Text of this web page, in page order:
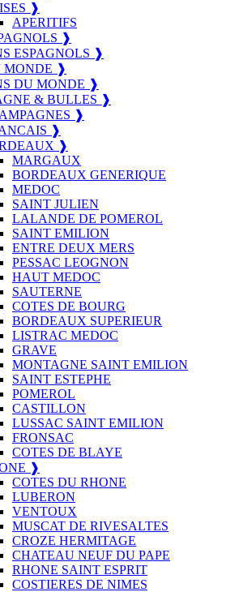
❱
APERITIFS
❱
ESPAGNOLS ❱
MONDE ❱
DU MONDE ❱
& BULLES ❱
❱
❱
❱
MARGAUX
BORDEAUX GENERIQUE
MEDOC
SAINT JULIEN
LALANDE DE POMEROL
SAINT EMILION
ENTRE DEUX MERS
PESSAC LEOGNON
HAUT MEDOC
SAUTERNE
COTES DE BOURG
BORDEAUX SUPERIEUR
LISTRAC MEDOC
GRAVE
MONTAGNE SAINT EMILION
SAINT ESTEPHE
POMEROL
CASTILLON
LUSSAC SAINT EMILION
FRONSAC
COTES DE BLAYE
❱
COTES DU RHONE
LUBERON
VENTOUX
MUSCAT DE RIVESALTES
CROZE HERMITAGE
CHATEAU NEUF DU PAPE
RHONE SAINT ESPRIT
COSTIERES DE NIMES